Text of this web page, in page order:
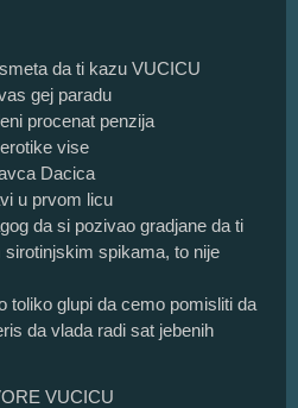
da ti kazu VUCICU
gej paradu
procenat penzija
vise
Dacica
u prvom licu
da si pozivao gradjane da ti
spikama, to nije
toliko glupi da cemo pomisliti da
da vlada radi sat jebenih
VUCICU